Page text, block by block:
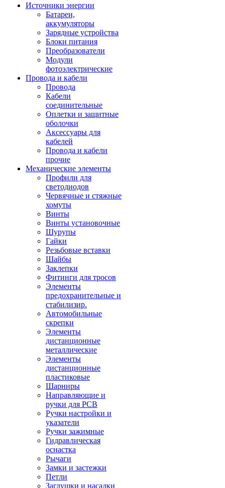
Источники энергии
Батареи,
аккумуляторы
Зарядные устройства
Блоки питания
Преобразователи
Модули
фотоэлектрические
Провода и кабели
Провода
Кабели
соединительные
Оплетки и защитные
оболочки
Аксессуары для
кабелей
Провода и кабели
прочие
Механические элементы
Профили для
светодиодов
Червячные и стяжные
хомуты
Винты
Винты установочные
Шурупы
Гайки
Резьбовые вставки
Шайбы
Заклепки
Фитинги для тросов
Элементы
предохранительные и
стабилизир.
Автомобильные
скрепки
Элементы
дистанционные
металлические
Элементы
дистанционные
пластиковые
Шарниры
Направляющие и
ручки для PCB
Ручки настройки и
указатели
Ручки зажимные
Гидравлическая
оснастка
Рычаги
Замки и застежки
Петли
Заглушки и насадки